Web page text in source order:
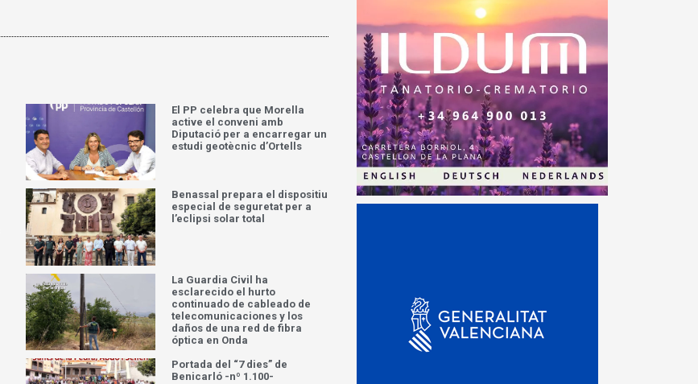
El PP celebra que Morella
active el conveni amb
Diputació per a encarregar un
estudi geotècnic d’Ortells
Benassal prepara el dispositiu
especial de seguretat per a
l’eclipsi solar total
La Guardia Civil ha
esclarecido el hurto
continuado de cableado de
telecomunicaciones y los
daños de una red de fibra
óptica en Onda
Portada del “7 dies” de
Benicarló -nº 1.100-